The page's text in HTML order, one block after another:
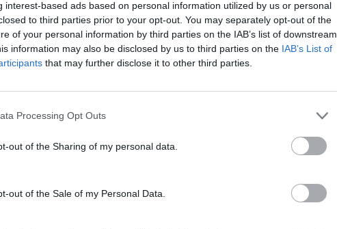
interest-based ads based on personal information utilized by us or personal
to third parties prior to your opt-out. You may separately opt-out of the
of your personal information by third parties on the IAB’s list of downstream
information may also be disclosed by us to third parties on the IAB’s List of
that may further disclose it to other third parties.
Processing Opt Outs
out of the Sharing of my personal data.
out of the Sale of my Personal Data.